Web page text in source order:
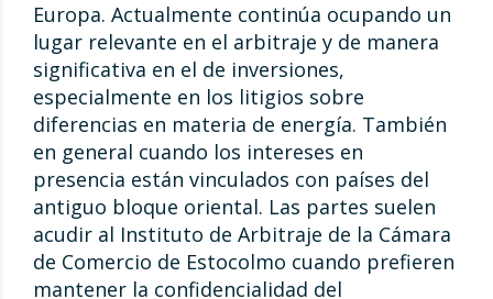
Europa. Actualmente continúa ocupando un
lugar relevante en el arbitraje y de manera
significativa en el de inversiones,
especialmente en los litigios sobre
diferencias en materia de energía. También
en general cuando los intereses en
presencia están vinculados con países del
antiguo bloque oriental. Las partes suelen
acudir al Instituto de Arbitraje de la Cámara
de Comercio de Estocolmo cuando prefieren
mantener la confidencialidad del